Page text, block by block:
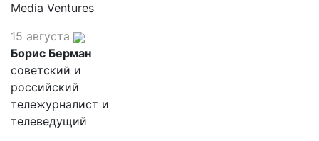
Media Ventures
15 августа
Борис Берман
советский и
российский
тележурналист и
телеведущий